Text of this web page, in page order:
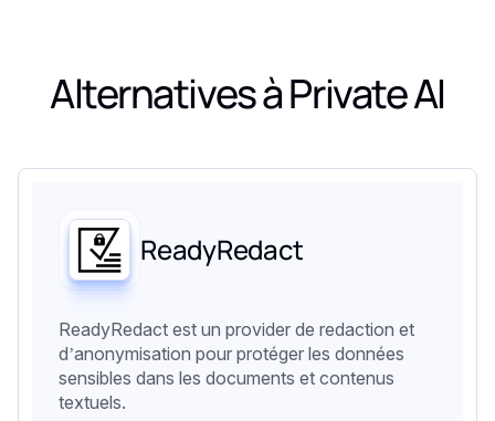
Alternatives àPrivate AI
ReadyRedact
ReadyRedact est un provider de redaction et
d’anonymisation pour protéger les données
sensibles dans les documents et contenus
textuels.